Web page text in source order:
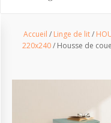
Accueil / Linge de lit/
220x240/ Housse de